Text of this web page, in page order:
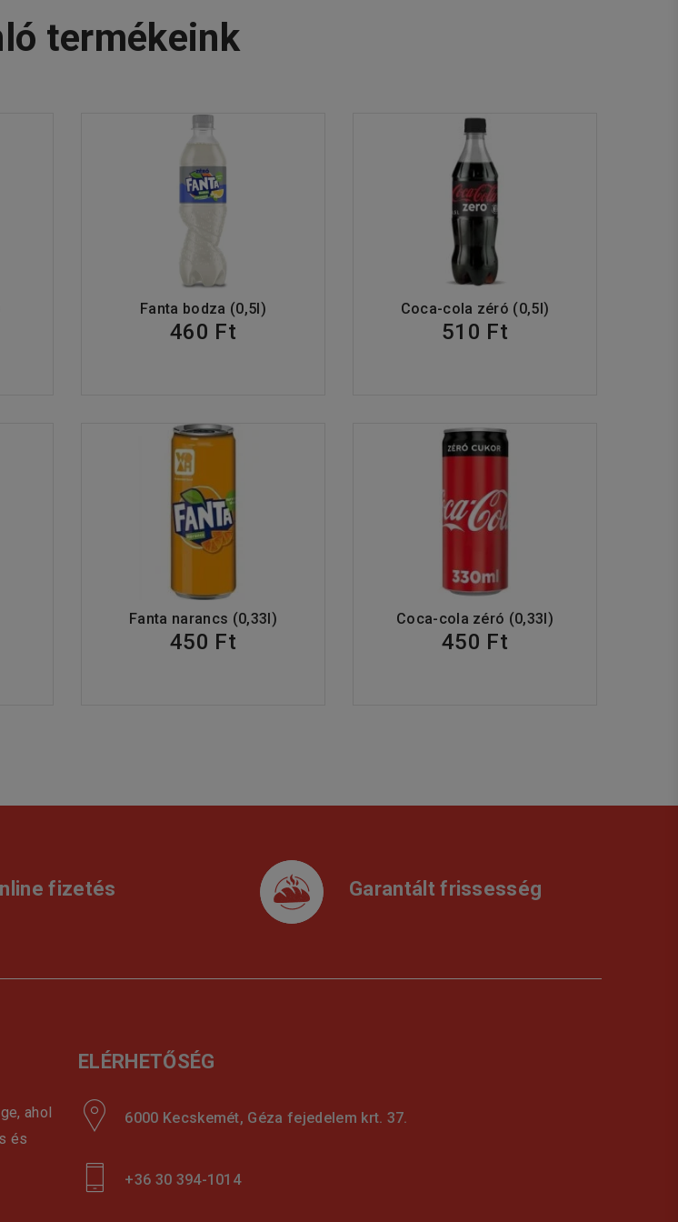
termékeink
Fanta bodza (0,5l)
460 Ft
Coca-cola zéró (0,5l)
510 Ft
Fanta narancs (0,33l)
450 Ft
Coca-cola zéró (0,33l)
450 Ft
fizetés Garantált frissesség
ahol
és
ELÉRHETŐSÉG
6000 Kecskemét, Géza fejedelem krt. 37.
+36 30 394-1014